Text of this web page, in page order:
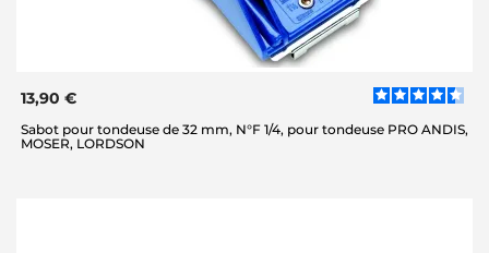
13,90 €
Sabot pour tondeuse de 32 mm, N°F 1/4, pour tondeuse PRO ANDIS,
MOSER, LORDSON